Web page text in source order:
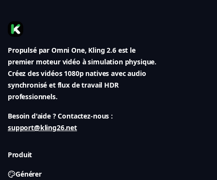
Propulsé par Omni One, Kling 2.6 est le
premier moteur vidéo à simulation physique.
Créez des vidéos 1080p natives avec audio
synchronisé et flux de travail HDR
professionnels.
Besoin d'aide ? Contactez-nous :
support@kling26.net
Produit
Générer